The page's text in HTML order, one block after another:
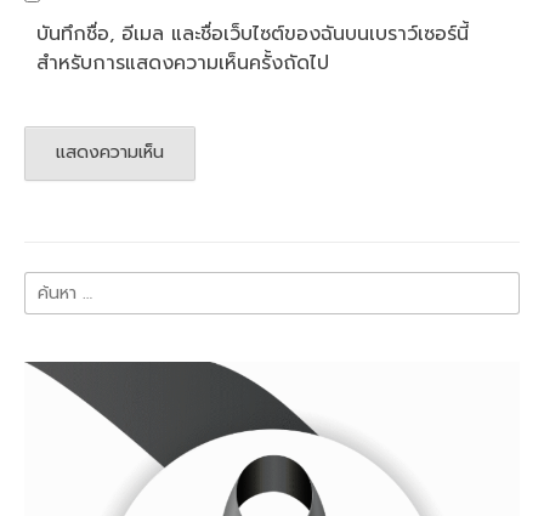
บันทึกชื่อ, อีเมล และชื่อเว็บไซต์ของฉันบนเบราว์เซอร์นี้
สำหรับการแสดงความเห็นครั้งถัดไป
ค้นหา
สำหรับ: